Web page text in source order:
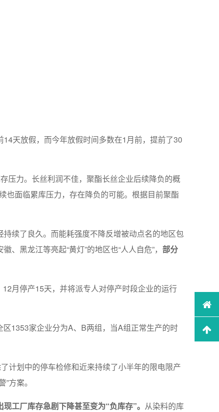
天放假，而今年放假时间多数在1月前，提前了30
压力。长丝利润不佳，聚酯长丝企业后续降负的概
也面临累库压力，存在降负的可能。根据目前聚酯
续了良久。而能耗强度不降反增被动点名的地区包
黑龙江等亮起“黄灯”的地区也“人人自危”， 部分
月停产15天，并将派专人对停产时段企业的运行
1353家企业分为A、B两组，当A组正常生产的时
计划中的停车检修和近来持续了小半年的限电限产
方案。
工厂库存急剧下降甚至变为“负库存”。 从染料的库